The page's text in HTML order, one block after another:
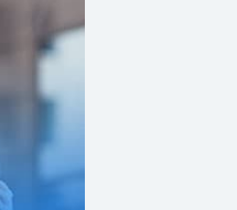
Pazarlama ve
kişisel veri sahiplerinin
menfaatlerini
verilerin doğru ve
ve bu doğrultuda
sistemleri